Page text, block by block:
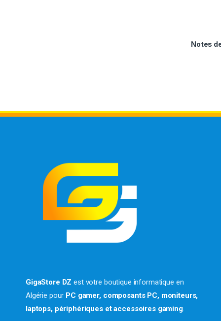
Notes
GigaStore DZ est votre boutique informatique en
Algérie pour PC gamer, composants PC, moniteurs,
laptops, périphériques et accessoires gaming.